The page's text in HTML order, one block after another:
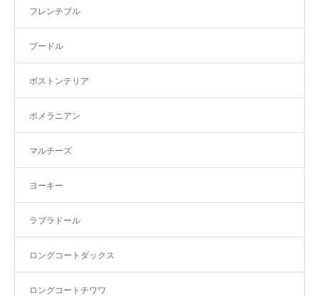
フレンチブル
プードル
ボストンテリア
ポメラニアン
マルチーズ
ヨーキー
ラブラドール
ロングコートダックス
ロングコートチワワ